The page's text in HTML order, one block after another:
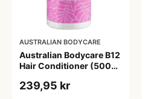
AUSTRALIAN BODYCARE
Australian Bodycare B12
Hair Conditioner (500
239,95 kr